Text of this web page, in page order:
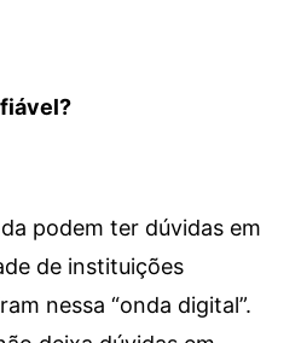
podem ter dúvidas em
de instituições
nessa “onda digital”.